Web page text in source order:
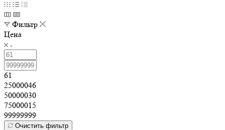
Фильтр
Цена
61
25000046
50000030
75000015
99999999
Очистить фильтр